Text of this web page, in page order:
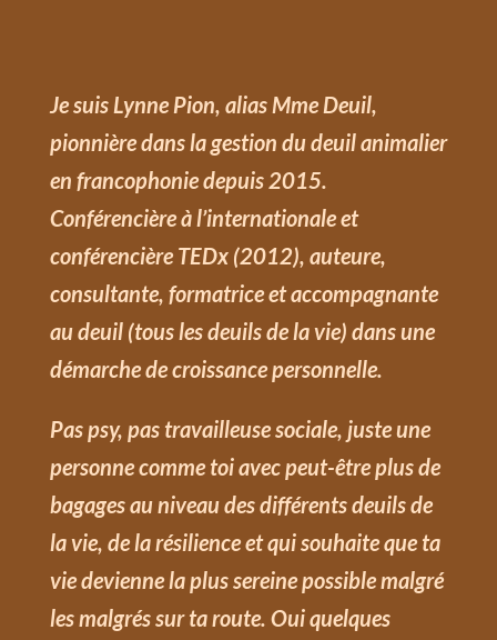
Je suis Lynne Pion, alias Mme Deuil,
pionnière dans la gestion du deuil animalier
en francophonie depuis 2015.
Conférencière à l’internationale et
conférencière TEDx (2012), auteure,
consultante, formatrice et accompagnante
au deuil (tous les deuils de la vie) dans une
démarche de croissance personnelle.
Pas psy, pas travailleuse sociale, juste une
personne comme toi avec peut-être plus de
bagages au niveau des différents deuils de
la vie, de la résilience et qui souhaite que ta
vie devienne la plus sereine possible malgré
les malgrés sur ta route. Oui quelques